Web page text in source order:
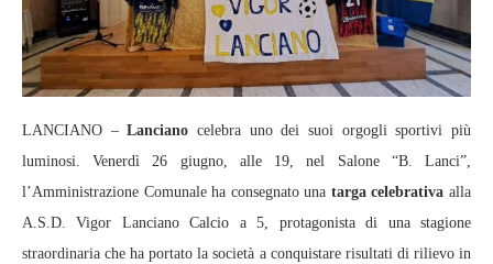
LANCIANO –Lanciano celebra uno dei suoi orgogli sportivi più
luminosi. Venerdì 26 giugno, alle 19, nel Salone “B. Lanci”,
l’Amministrazione Comunale ha consegnato una targa celebrativa alla
A.S.D. Vigor Lanciano Calcio a 5, protagonista di una stagione
straordinaria che ha portato la società a conquistare risultati di rilievo in